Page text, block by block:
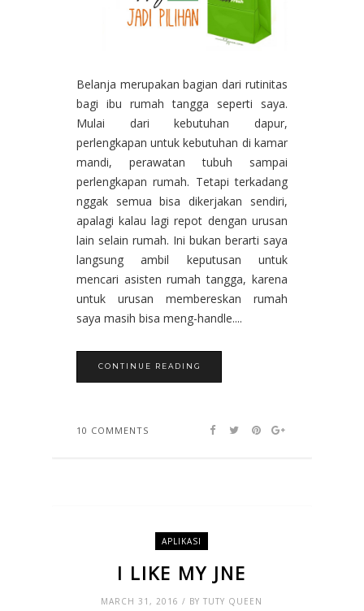
Belanja merupakan bagian dari rutinitas
bagi ibu rumah tangga seperti saya.
Mulai dari kebutuhan dapur,
perlengkapan untuk kebutuhan di kamar
mandi, perawatan tubuh sampai
perlengkapan rumah. Tetapi terkadang
nggak semua bisa dikerjakan sendiri,
apalagi kalau lagi repot dengan urusan
lain selain rumah. Ini bukan berarti saya
langsung ambil keputusan untuk
mencari asisten rumah tangga, karena
untuk urusan membereskan rumah
saya masih bisa meng-handle....
CONTINUE READING
10 COMMENTS
APLIKASI
I LIKE MY JNE
MARCH 31, 2016 / BY TUTY QUEEN